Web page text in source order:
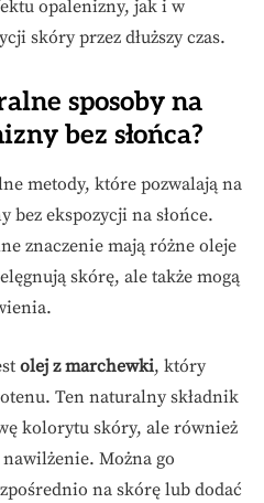
opalenizny, jak i w
skóry przez dłuższy czas.
sposoby na
bez słońca?
metody, które pozwalają na
bez ekspozycji na słońce.
znaczenie mają różne oleje
skórę, ale także mogą
olej z marchewki, który
Ten naturalny składnik
kolorytu skóry, ale również
Można go
na skórę lub dodać